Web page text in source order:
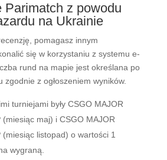
Parimatch z powodu
na Ukrainie
pomagasz innym
się w korzystaniu z systemu e-
rund na mapie jest określana po
zgodnie z ogłoszeniem wyników.
turniejami były CSGO MAJOR
(miesiąc maj) i CSGO MAJOR
(miesiąc listopad) o wartości 1
wygraną.